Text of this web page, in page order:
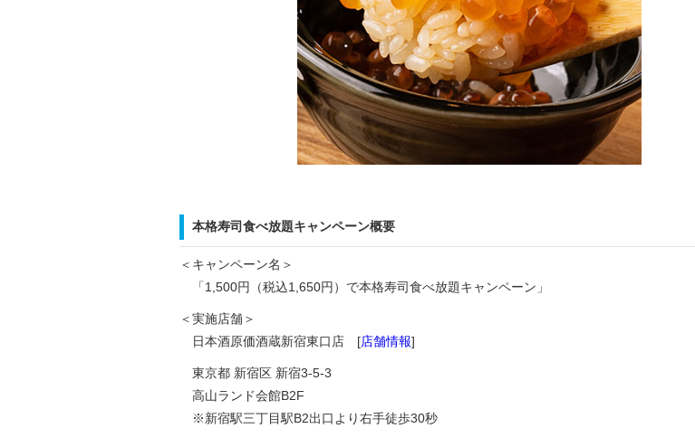
本格寿司食べ放題キャンペーン概要
＜キャンペーン名＞
「1,500円（税込1,650円）で本格寿司食べ放題キャンペーン」
＜実施店舗＞
日本酒原価酒蔵新宿東口店 [店舗情報]
東京都 新宿区 新宿3-5-3
高山ランド会館B2F
※新宿駅三丁目駅B2出口より右手徒歩30秒